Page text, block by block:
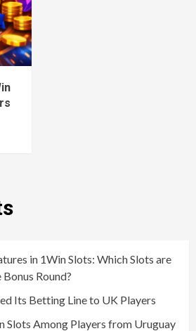
in 1Win Slots: Which Slots are
Round?
Its Betting Line to UK Players
Slots Among Players from Uruguay